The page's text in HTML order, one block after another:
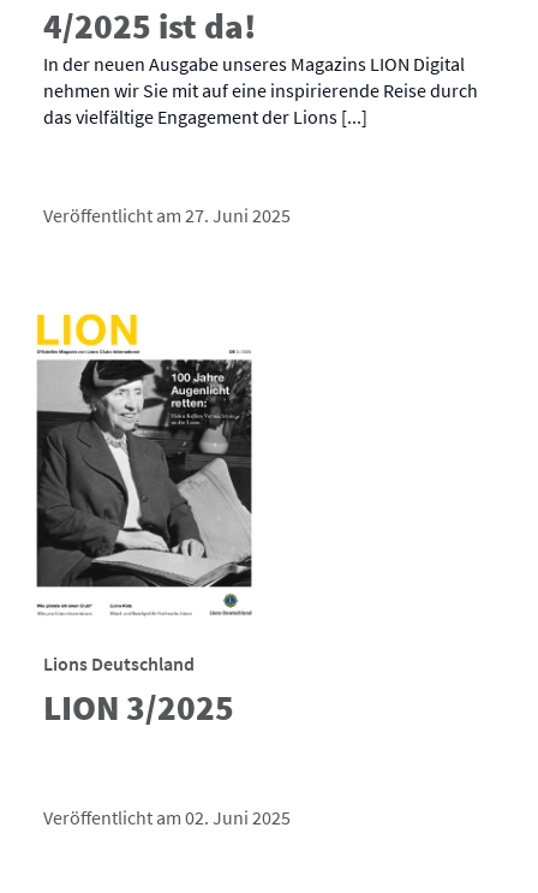
4/2025 ist da!
In der neuen Ausgabe unseres Magazins LION Digital
nehmen wir Sie mit auf eine inspirierende Reise durch
das vielfältige Engagement der Lions [...]
Veröffentlicht am 27. Juni 2025
Lions Deutschland
LION 3/2025
Veröffentlicht am 02. Juni 2025